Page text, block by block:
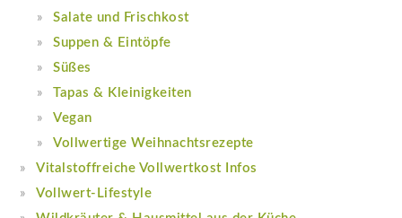
Salate und Frischkost
Suppen & Eintöpfe
Süßes
Tapas & Kleinigkeiten
Vegan
Vollwertige Weihnachtsrezepte
Vitalstoffreiche Vollwertkost Infos
Vollwert-Lifestyle